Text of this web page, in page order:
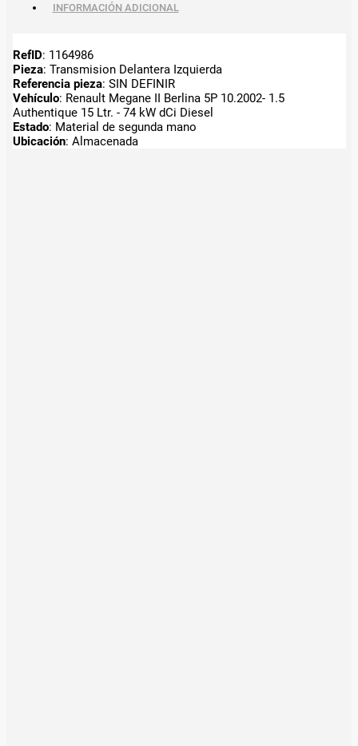
INFORMACIÓN ADICIONAL
RefID: 1164986
Pieza: Transmision Delantera Izquierda
Referencia pieza: SIN DEFINIR
Vehículo: Renault Megane II Berlina 5P 10.2002- 1.5
Authentique 15 Ltr. - 74 kW dCi Diesel
Estado: Material de segunda mano
Ubicación: Almacenada